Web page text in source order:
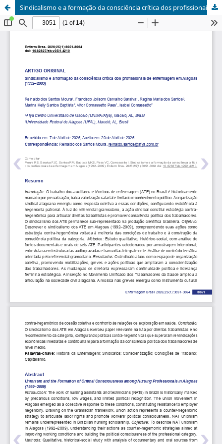
Sindicalismo e a formação da consciência crítica dos profissionais de enfermagem em Alagoas (1992–2009)